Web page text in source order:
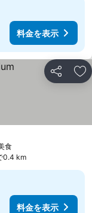
料金を表示
シェア お
食料金を表示
0.4 km
料金を表示